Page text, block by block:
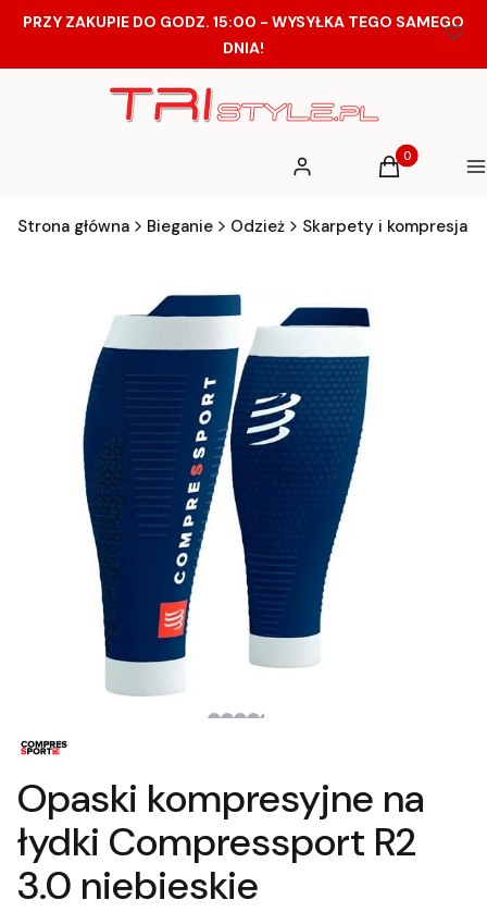
PRZY ZAKUPIE DO GODZ. 15:00 - WYSYŁKA TEGO SAMEGO
DNIA!
Zaloguj się Produkty w
Koszyk
Strona główna Bieganie Odzież Skarpety i kompresja
Opaski kompresyjne na
łydki Compressport R2
3.0 niebieskie